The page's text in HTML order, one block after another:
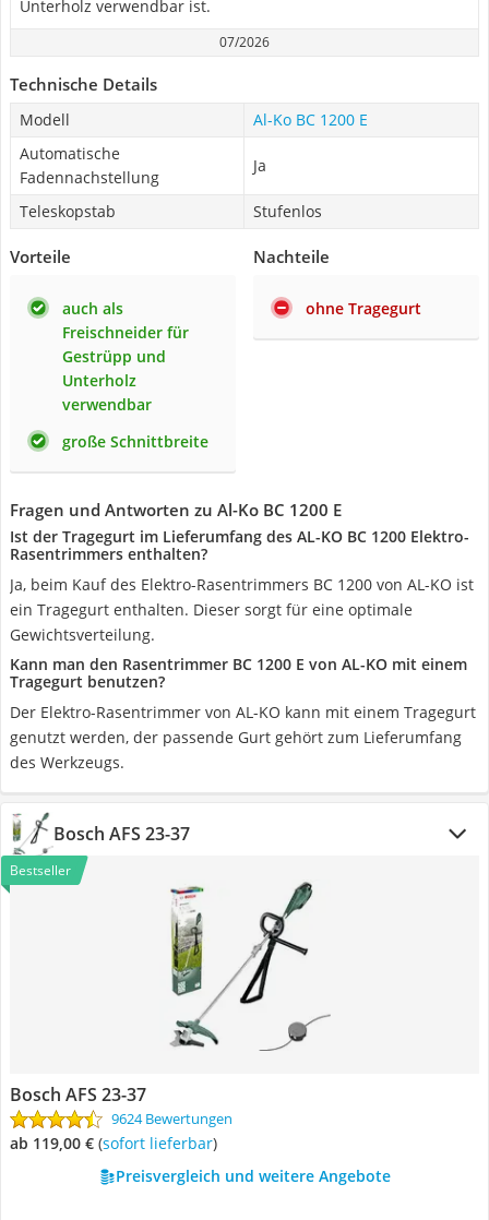
Unterholz verwendbar ist.
07/2026
Technische Details
Modell
Al-Ko BC 1200 E
Automatische
Fadennachstellung
Ja
Teleskopstab Stufenlos
Vorteile
auch als
Freischneider für
Gestrüpp und
Unterholz
verwendbar
große Schnittbreite
Nachteile
ohne Tragegurt
Fragen und Antworten zu Al-Ko BC 1200 E
Ist der Tragegurt im Lieferumfang des AL-KO BC 1200 Elektro-
Rasentrimmers enthalten?
Ja, beim Kauf des Elektro-Rasentrimmers BC 1200 von AL-KO ist
ein Tragegurt enthalten. Dieser sorgt für eine optimale
Gewichtsverteilung.
Kann man den Rasentrimmer BC 1200 E von AL-KO mit einem
Tragegurt benutzen?
Der Elektro-Rasentrimmer von AL-KO kann mit einem Tragegurt
genutzt werden, der passende Gurt gehört zum Lieferumfang
des Werkzeugs.
Bosch AFS 23-37
Bestseller
Bosch AFS 23-37
9624 Bewertungen
ab 119,00 € ( Sofort lieferbar)
Preisvergleich und weitere Angebote